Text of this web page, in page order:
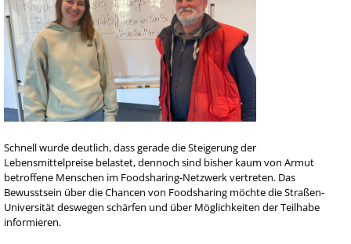
Schnell wurde deutlich, dass gerade die Steigerung der
Lebensmittelpreise belastet, dennoch sind bisher kaum von Armut
betroffene Menschen im Foodsharing-Netzwerk vertreten. Das
Bewusstsein über die Chancen von Foodsharing möchte die Straßen-
Universität deswegen schärfen und über Möglichkeiten der Teilhabe
informieren.